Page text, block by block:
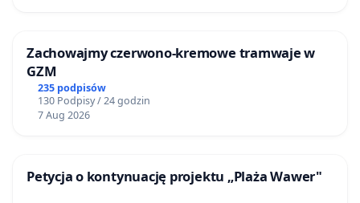
Zachowajmy czerwono-kremowe tramwaje w
GZM
235 podpisów
130 Podpisy / 24 godzin
7 Aug 2026
Petycja o kontynuację projektu „Plaża Wawer"